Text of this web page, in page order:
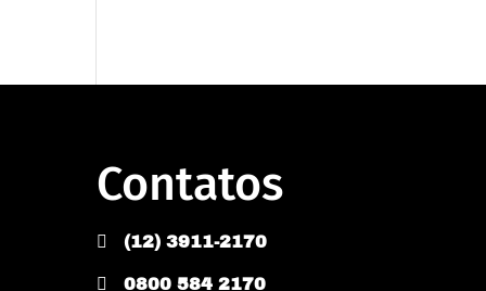
Contatos
 (12) 3911-2170
 0800 584 2170